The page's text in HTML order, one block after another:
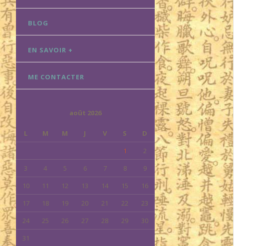
BLOG
EN SAVOIR +
ME CONTACTER
août 2026
L M M J V S
D
1
2
3
4 5 6 7 8
9
10
11 12 13 14 15
16
17
18 19 20 21 22
23
24
25 26 27 28 29
30
31